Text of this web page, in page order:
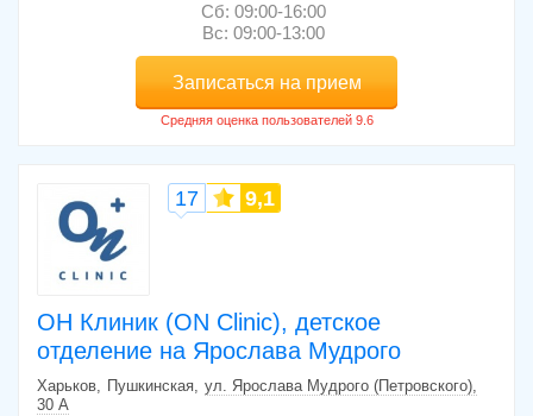
Сб: 09:00-16:00
Вс: 09:00-13:00
Записаться на прием
ОН Клиник (ON Clinic), детское
отделение на Ярослава Мудрого
17 9,1
Харьков Пушкинская ул. Ярослава Мудрого (Петровского),
30 А